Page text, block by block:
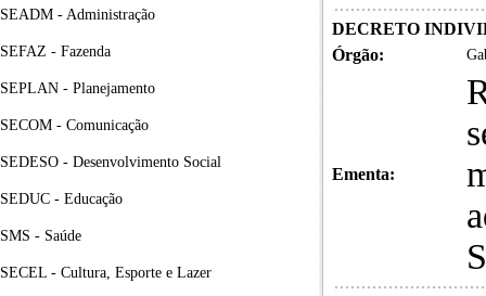
SEADM - Administração
SEFAZ - Fazenda
SEPLAN - Planejamento
SECOM - Comunicação
SEDESO - Desenvolvimento Social
SEDUC - Educação
SMS - Saúde
SECEL - Cultura, Esporte e Lazer
DECRETO
Órgão:
Ementa: